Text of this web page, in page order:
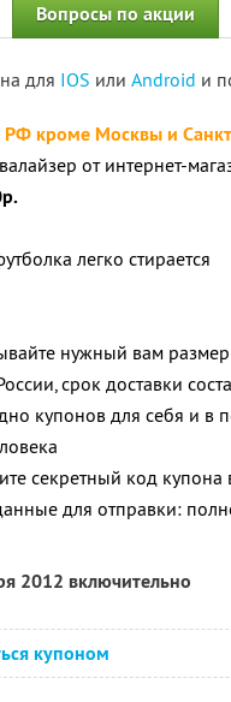
Вопросы по акции
для IOS или Android и
РФ кроме Москвы и
от интернет-
легко стирается
нужный вам
срок доставки
купонов для себя и в
секретный код
для отправки:
2012 включительно
купоном